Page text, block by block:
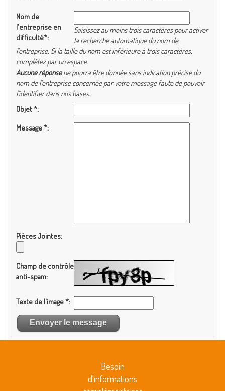
Nom de
l'entreprise en
difficulté*
Saisissez au moins trois caractères pour activer
la recherche automatique du nom de
l'entreprise. Si la taille du nom est inférieure à trois caractères,
complétez par un espace.
Aucune réponsene pourra être donnée sans indication précise du
nom de l’entreprise concernée par votre message faute de pouvoir
l’identifier dans nos bases.
Objet*
Message*
Pièces Jointes
Champ de contrôle
anti-spam
Texte de l'image*
Besoin
d'informations